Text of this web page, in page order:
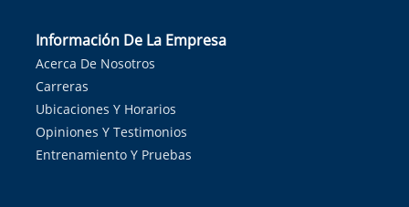
Información De La Empresa
Acerca De Nosotros
Carreras
Ubicaciones Y Horarios
Opiniones Y Testimonios
Entrenamiento Y Pruebas